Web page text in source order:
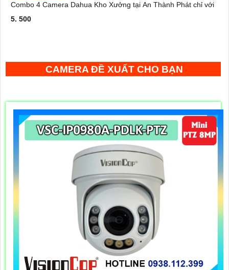
Combo 4 Camera Dahua Kho Xưởng tại An Thành Phát chỉ với
5. 500
CAMERA ĐỀ XUẤT CHO BẠN